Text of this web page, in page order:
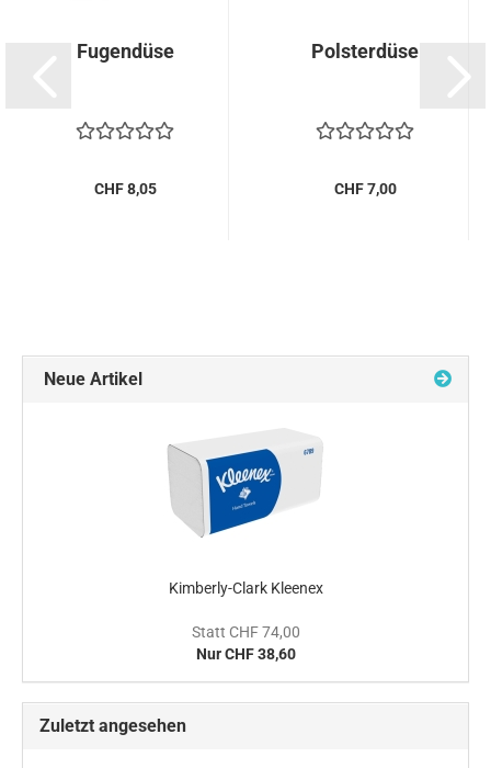
Fugendüse
CHF 8,05
Polsterdüse
CHF 7,00
Neue Artikel
Kimberly-Clark Kleenex
Statt CHF 74,00
Nur CHF 38,60
Zuletzt angesehen